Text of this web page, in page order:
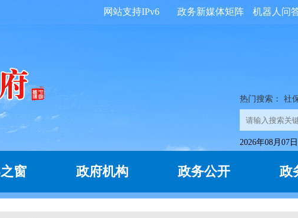
机器人问
政务新媒体矩阵
网站支持IPv6
热门搜索： 社
2026年08月07
窗 政府机构 政务公开 政